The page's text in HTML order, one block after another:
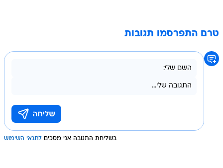
טרם התפרסמו תגובות
בשליחת התגובה אני מסכים לתנאי השימוש